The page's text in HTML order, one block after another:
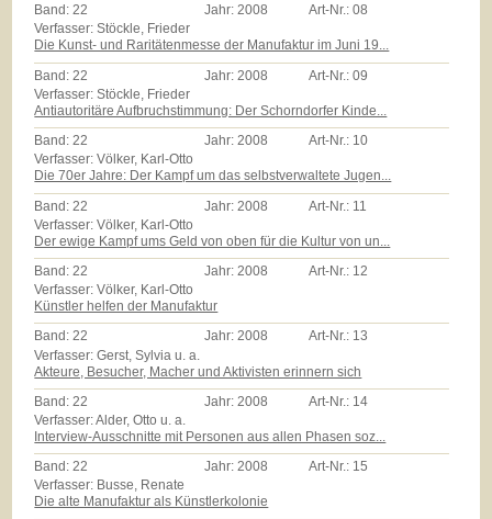
Band:22 Jahr:2008 Art-Nr.:08
Verfasser: Stöckle, Frieder
Die Kunst- und Raritätenmesse der Manufaktur im Juni 19...
Band: 22 Jahr: 2008 Art-Nr.:09
Verfasser: Stöckle, Frieder
Antiautoritäre Aufbruchstimmung: Der Schorndorfer Kinde...
Band:22 Jahr:2008 Art-Nr.: 10
Verfasser: Völker, Karl-Otto
Die 70er Jahre: Der Kampf um das selbstverwaltete Jugen...
Band: 22 Jahr: 2008 Art-Nr.: 11
Verfasser: Völker, Karl-Otto
Der ewige Kampf ums Geld von oben für die Kultur von un...
Band:22 Jahr:2008 Art-Nr.: 12
Verfasser: Völker, Karl-Otto
Künstler helfen der Manufaktur
Band:22 Jahr:2008 Art-Nr.: 13
Verfasser: Gerst, Sylvia u. a.
Akteure, Besucher, Macher und Aktivisten erinnern sich
Band:22 Jahr:2008 Art-Nr.: 14
Verfasser: Alder, Otto u. a.
Interview-Ausschnitte mit Personen aus allen Phasen soz...
Band:22 Jahr:2008 Art-Nr.: 15
Verfasser: Busse, Renate
Die alte Manufaktur als Künstlerkolonie